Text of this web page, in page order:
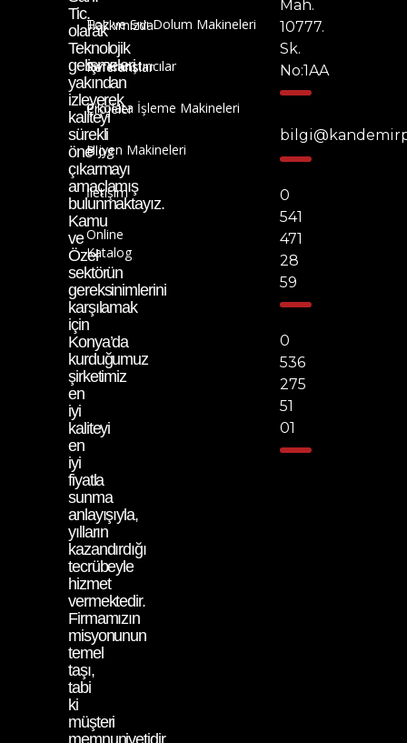
Tic.
olarak
Teknolojik
gelişmeleri
yakından
izleyerek
kaliteyi
sürekli
öne
çıkarmayı
amaçlamış
bulunmaktayız.
Kamu
ve
Özel
sektörün
gereksinimlerini
karşılamak
için
Konya’da
kurduğumuz
şirketimiz
en
iyi
kaliteyi
en
iyi
fiyatla
sunma
anlayışıyla,
yılların
kazandırdığı
tecrübeyle
hizmet
vermektedir.
Firmamızın
misyonunun
temel
taşı,
tabi
ki
müşteri
memnuniyetidir.
Hakkımızda
Referanslar
Projeler
Blog
İletişim
Online
Katalog
Toz ve Sıvı Dolum Makineleri
Sıvı Karıştırıcılar
Çikolata İşleme Makineleri
Hijyen Makineleri
Mah.
10777.
Sk.
No:1AA
0
541
471
28
59
0
536
275
51
01